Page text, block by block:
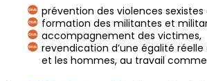
prévention des violences sexistes
formation des militantes et
accompagnement des victimes,
revendication d’une égalité
et les hommes, au travail